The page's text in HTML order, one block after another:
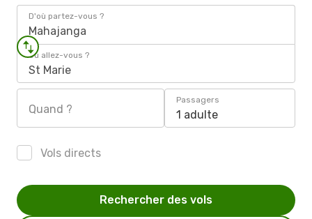
D'où partez-vous ?
Mahajanga
Où allez-vous ?
St Marie
Quand ?
Passagers
1 adulte
Vols directs
Rechercher des vols